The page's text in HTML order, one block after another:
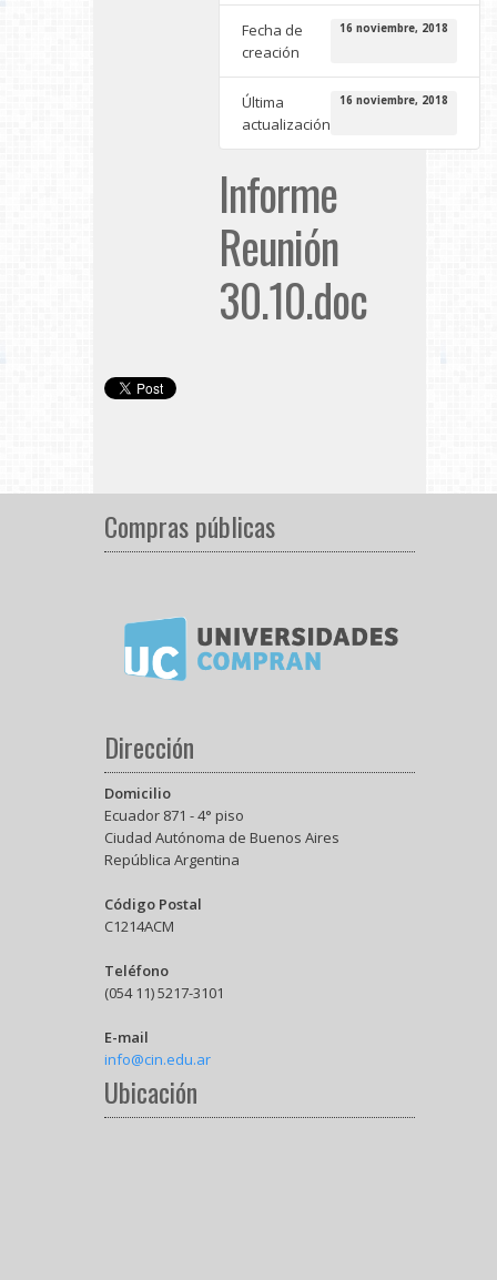
Fecha de
creación
16 noviembre, 2018
Última
actualización
16 noviembre, 2018
Informe
Reunión
30.10.doc
Compras públicas
Dirección
Domicilio
Ecuador 871 - 4° piso
Ciudad Autónoma de Buenos Aires
República Argentina
Código Postal
C1214ACM
Teléfono
(054 11) 5217-3101
E-mail
info@cin.edu.ar
Ubicación